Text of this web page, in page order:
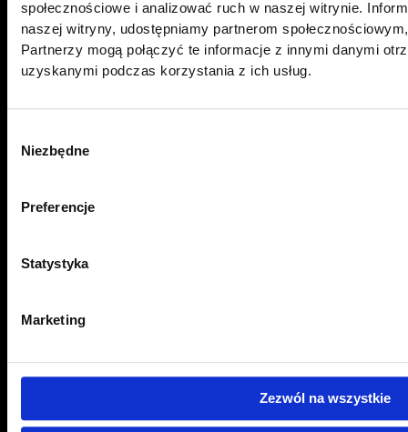
społecznościowe i analizować ruch w naszej witrynie.
naszej witryny, udostępniamy partnerom
Partnerzy mogą połączyć te informacje z innymi danymi
uzyskanymi podczas korzystania z ich usług.
zgody
Niezbędne
Preferencje
Statystyka
Marketing
Zezwól na wszystkie